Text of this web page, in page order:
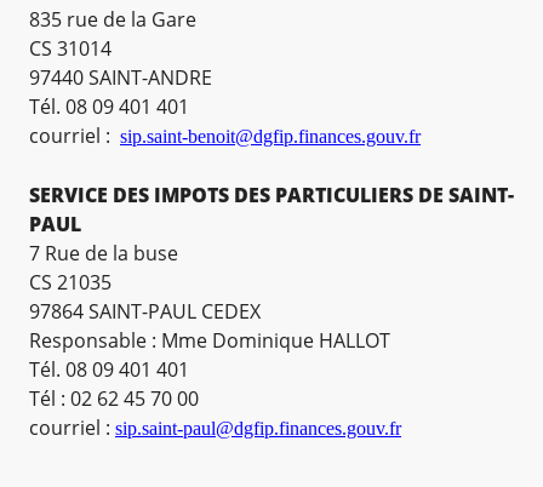
835 rue de la Gare
CS 31014
97440 SAINT-ANDRE
Tél. 08 09 401 401
courriel : sip.saint-benoit@dgfip.finances.gouv.fr
SERVICE DES IMPOTS DES PARTICULIERS DE SAINT-
PAUL
7 Rue de la buse
CS 21035
97864 SAINT-PAUL CEDEX
Responsable : Mme Dominique HALLOT
Tél. 08 09 401 401
Tél : 02 62 45 70 00
courriel : sip.saint-paul@dgfip.finances.gouv.fr